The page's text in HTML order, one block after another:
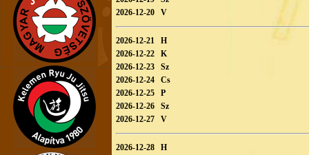
2026-12-20 V
2026-12-21 H
2026-12-22 K
2026-12-23 Sz
2026-12-24 Cs
2026-12-25 P
2026-12-26 Sz
2026-12-27 V
2026-12-28 H